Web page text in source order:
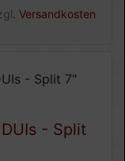
Versandkosten
- Split